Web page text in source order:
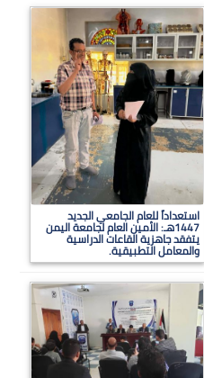
استعداداً للعام الجامعي الجديد
1447هـ: الأمين العام لجامعة اليمن
يتفقد جاهزية القاعات الدراسية
والمعامل التطبيقية.